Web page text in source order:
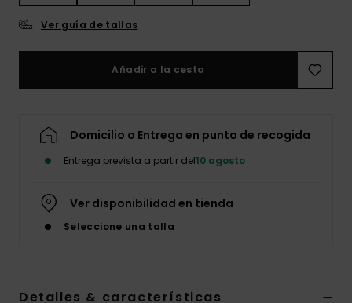
Ver guía de tallas
Añadir a la cesta
Domicilio o Entrega en punto de recogida
Entrega prevista a partir del10 agosto
Ver disponibilidad en tienda
Seleccione una talla
Detalles & características